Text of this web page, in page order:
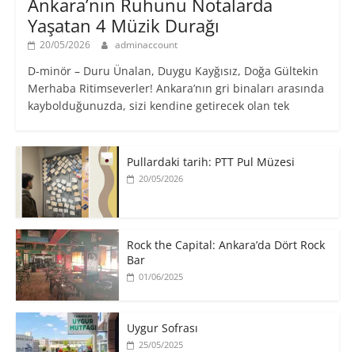
Ankara’nın Ruhunu Notalarda
Yaşatan 4 Müzik Durağı
20/05/2026 adminaccount
D-minör – Duru Ünalan, Duygu Kayğısız, Doğa Gültekin
Merhaba Ritimseverler! Ankara’nın gri binaları arasında
kaybolduğunuzda, sizi kendine getirecek olan tek
Pullardaki tarih: PTT Pul Müzesi
20/05/2026
Rock the Capital: Ankara’da Dört Rock
Bar
01/06/2025
Uygur Sofrası
25/05/2025